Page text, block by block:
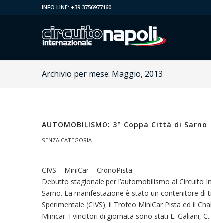
INFO LINE: +39 3756977160
Archivio per mese: Maggio, 2013
AUTOMOBILISMO: 3° Coppa Città di Sarno
SENZA CATEGORIA
CIVS – MiniCar – CronoPista
Debutto stagionale per l’automobilismo al Circuito
Sarno. La manifestazione è stato un contenitore di
Sperimentale (CIVS), il Trofeo MiniCar Pista ed il
Minicar. I vincitori di giornata sono stati E. Galiani,